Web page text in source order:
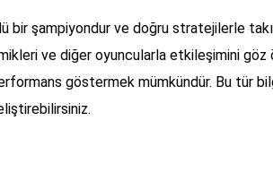
bir şampiyondur ve doğru stratejilerle
ve diğer oyuncularla etkileşimini göz
göstermek mümkündür. Bu tür